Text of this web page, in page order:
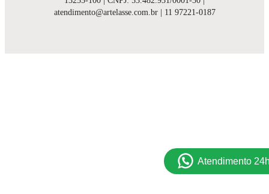
atendimento@artelasse.com.br | 11 97221-0187
Atendimento